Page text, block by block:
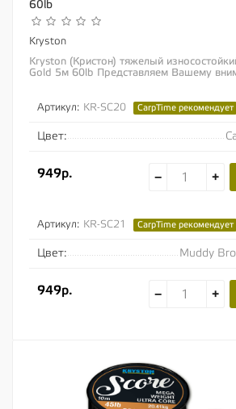
60lb
Kryston
Kryston (Кристон) тяжелый
Gold 5м 60lb Представляем Вашему
Артикул: KR-SC20 CarpTime рекомендует
Цвет:
949р. − +
Артикул: KR-SC21 CarpTime рекомендует
Цвет: Muddy
949р. − +